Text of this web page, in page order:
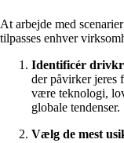
At arbejde med
tilpasses enhver
Identificér
der påvirker jeres
være teknologi,
globale tendenser.
Vælg de mest